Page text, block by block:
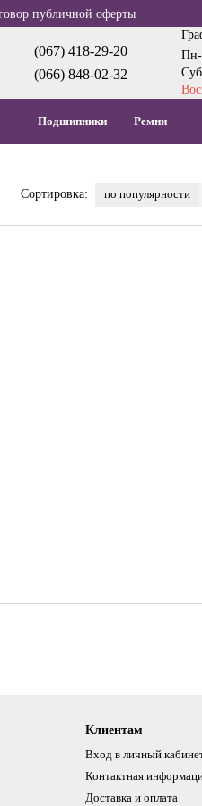
публичной оферты
(067) 418-29-20
(066) 848-02-32
Подшипники Ремни
Сортировка: по популярности
Клиентам
Вход в личный
Контактная
Доставка и оплата